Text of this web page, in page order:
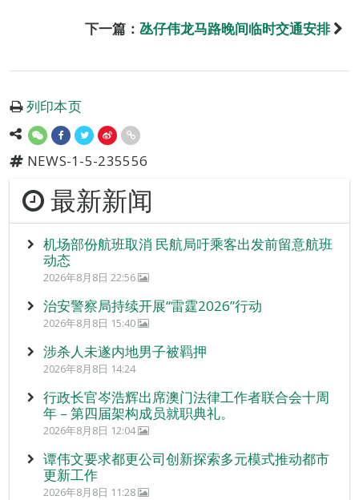
下一篇： 氹仔伟龙马路晚间临时交通安排
列印本页
NEWS-1-5-235556
最新新闻
机场部份航班取消 民航局吁乘客出发前留意航班
动态
2026年8月8日 22:56
治安警察局持续开展“雷霆2026”行动
2026年8月8日 15:40
涉杀人未遂内地男子被羁押
2026年8月8日 14:24
行政长官岑浩辉出席澳门法律工作者联合会十周
年 – 第四届架构成员就职典礼。
2026年8月8日 12:04
谭伟文要求都更公司创新探索多元模式推动都市
更新工作
2026年8月8日 11:28